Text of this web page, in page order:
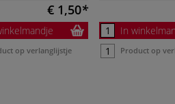
€ 1,50
op verlanglijstje
In
Product op